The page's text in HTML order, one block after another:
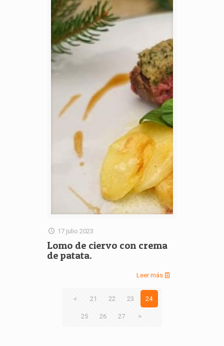
17 julio 2023
Lomo de ciervo con crema
de patata.
Leer más
< 21 22 23 24
25 26 27 >